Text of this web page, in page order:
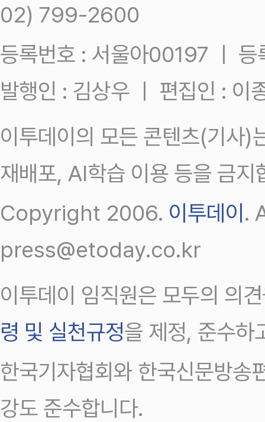
02) 799-2600
등록번호 : 서울아00197 ㅣ
발행인 : 김상우 ㅣ 편집인 : 이
이투데이의 모든 콘텐츠(기사)
재배포, AI학습 이용 등을 금지
Copyright 2006. 이투데이.
press@etoday.co.kr
이투데이 임직원은 모두의 의
령 및 실천규정을 제정, 준수하
한국기자협회와 한국신문방송
강도 준수합니다.